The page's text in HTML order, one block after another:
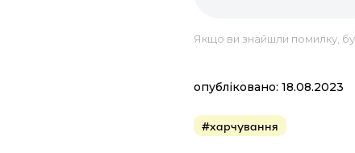
Якщо ви знайшли помилку,
опубліковано: 18.08.2023
#харчування